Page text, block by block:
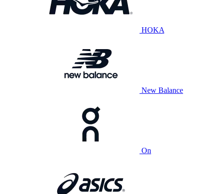
HOKA
New Balance
On